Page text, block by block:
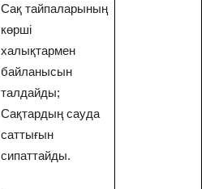
Сақ тайпаларының
көрші
халықтармен
байланысын
талдайды;
Сақтардың сауда
саттығын
сипаттайды.